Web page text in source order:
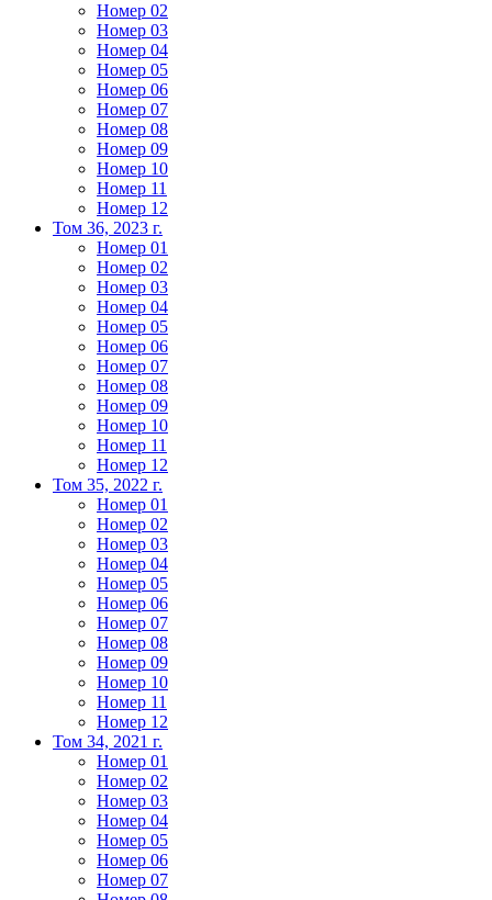
Номер 02
Номер 03
Номер 04
Номер 05
Номер 06
Номер 07
Номер 08
Номер 09
Номер 10
Номер 11
Номер 12
Том 36, 2023 г.
Номер 01
Номер 02
Номер 03
Номер 04
Номер 05
Номер 06
Номер 07
Номер 08
Номер 09
Номер 10
Номер 11
Номер 12
Том 35, 2022 г.
Номер 01
Номер 02
Номер 03
Номер 04
Номер 05
Номер 06
Номер 07
Номер 08
Номер 09
Номер 10
Номер 11
Номер 12
Том 34, 2021 г.
Номер 01
Номер 02
Номер 03
Номер 04
Номер 05
Номер 06
Номер 07